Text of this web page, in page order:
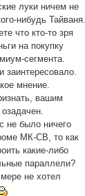
луки ничем не
нибудь
что кто-то зря
на покупку
сегмента.
заинтересовало.
мнение.
вашим
не было ничего
МК-СВ, то как
какие-либо
параллели?
не хотел